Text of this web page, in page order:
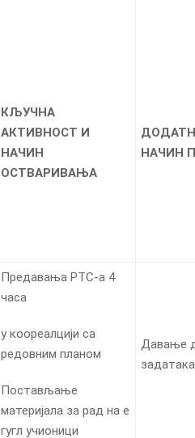
КЉУЧНА
АКТИВНОСТ И
НАЧИН
ОСТВАРИВАЊА
НАЧИН
Предавања РТС-а 4
часа
у коореалцији са
редовним планом
Постављање
материјала за рад на е
гугл учионици
Давање